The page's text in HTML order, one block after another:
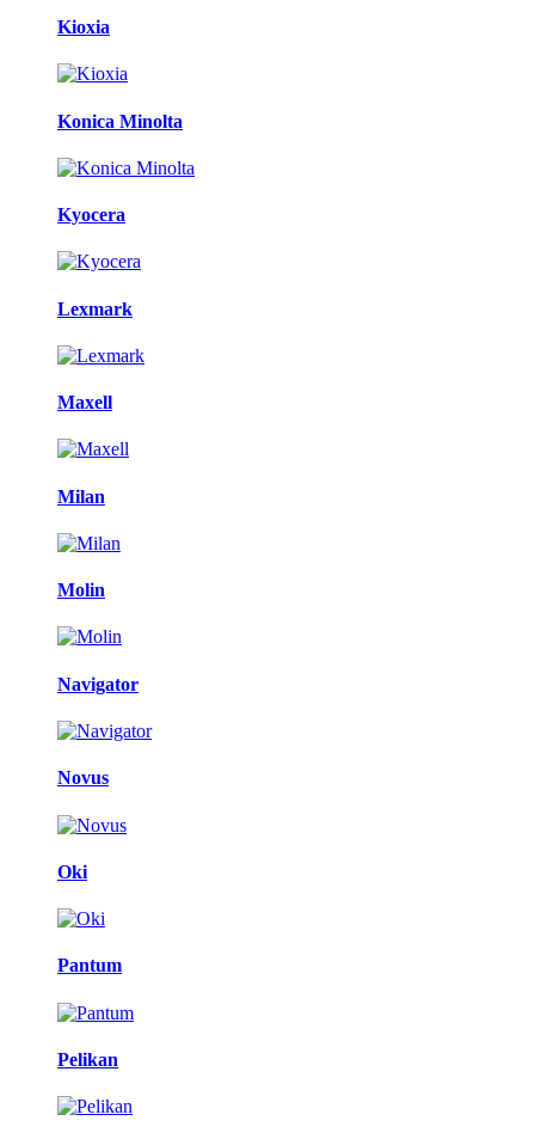
Kioxia
Konica Minolta
Kyocera
Lexmark
Maxell
Milan
Molin
Navigator
Novus
Oki
Pantum
Pelikan